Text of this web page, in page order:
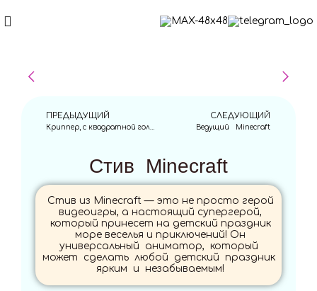
ПРЕДЫДУЩИЙ СЛЕДУЮЩИЙ
Ведущий Minecraft
Стив Minecraft
Стив из Minecraft — это не просто герой
видеоигры, а настоящий супергерой,
который принесет на детский праздник
море веселья и приключений! Он
универсальный аниматор, который
может сделать любой детский праздник
ярким и незабываемым!